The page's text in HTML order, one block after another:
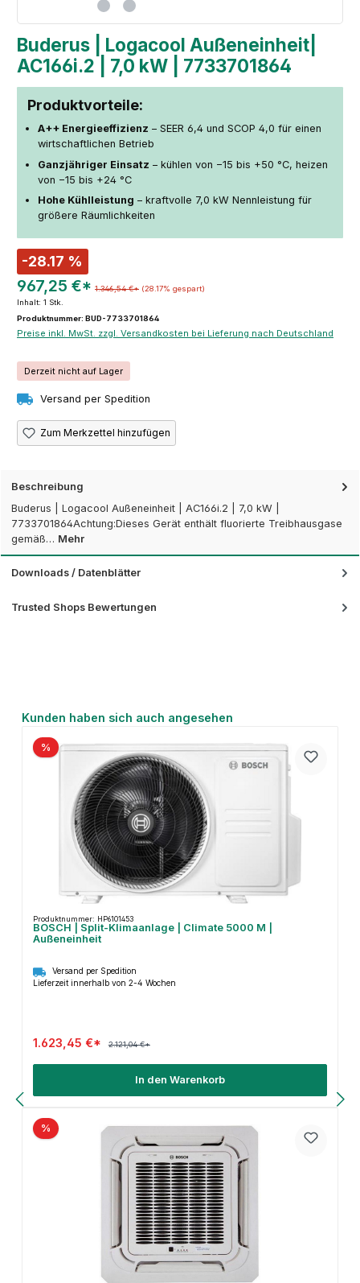
Buderus | Logacool Außeneinheit|
AC166i.2 | 7,0 kW | 7733701864
Produktvorteile:
A++ Energieeffizienz – SEER 6,4 und SCOP 4,0 für einen
wirtschaftlichen Betrieb
Ganzjähriger Einsatz – kühlen von −15 bis +50 °C, heizen
von −15 bis +24 °C
Hohe Kühlleistung – kraftvolle 7,0 kW Nennleistung für
größere Räumlichkeiten
-28.17 %
967,25 €* 1.346,54 €* (28.17% gespart)
Inhalt: 1 Stk.
Produktnummer: BUD-7733701864
Preise inkl. MwSt. zzgl. Versandkosten bei Lieferung nach Deutschland
Derzeit nicht auf Lager
Versand per Spedition
Zum Merkzettel hinzufügen
Beschreibung
Buderus | Logacool Außeneinheit | AC166i.2 | 7,0 kW |
7733701864Achtung:Dieses Gerät enthält fluorierte Treibhausgase
gemäß… Mehr
Downloads / Datenblätter
Trusted Shops Bewertungen
Produktgalerie überspringen
Kunden haben sich auch angesehen
%
Produktnummer: HP6101453
BOSCH | Split-Klimaanlage | Climate 5000 M |
Außeneinheit
Versand per Spedition
Lieferzeit innerhalb von 2-4 Wochen
1.623,45 €* 2.121,04 €*
In den Warenkorb
%